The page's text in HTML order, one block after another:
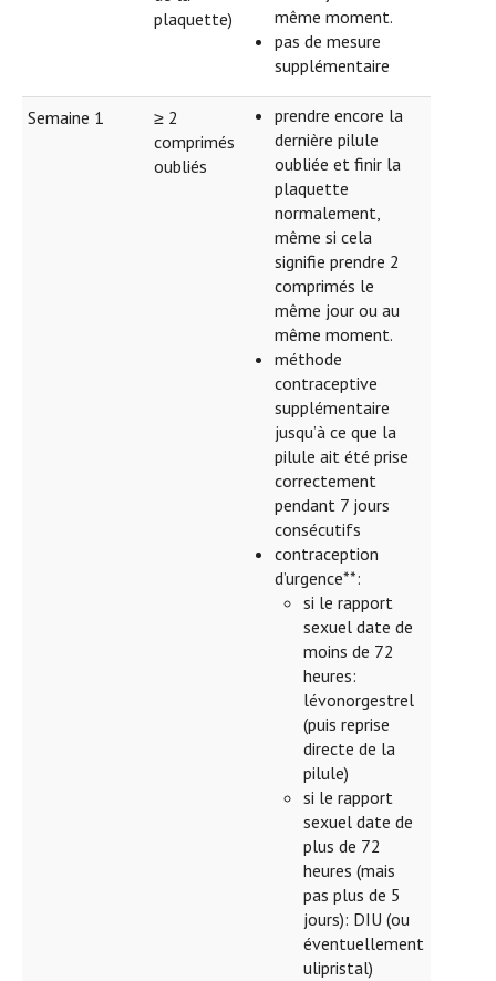
plaquette)
même moment.
pas de mesure
supplémentaire
Semaine 1
≥ 2
comprimés
oubliés
prendre encore la
dernière pilule
oubliée et finir la
plaquette
normalement,
même si cela
signifie prendre 2
comprimés le
même jour ou au
même moment.
méthode
contraceptive
supplémentaire
jusqu’à ce que la
pilule ait été prise
correctement
pendant 7 jours
consécutifs
contraception
d’urgence**:
si le rapport
sexuel date de
moins de 72
heures:
lévonorgestrel
(puis reprise
directe de la
pilule)
si le rapport
sexuel date de
plus de 72
heures (mais
pas plus de 5
jours): DIU (ou
éventuellement
ulipristal)